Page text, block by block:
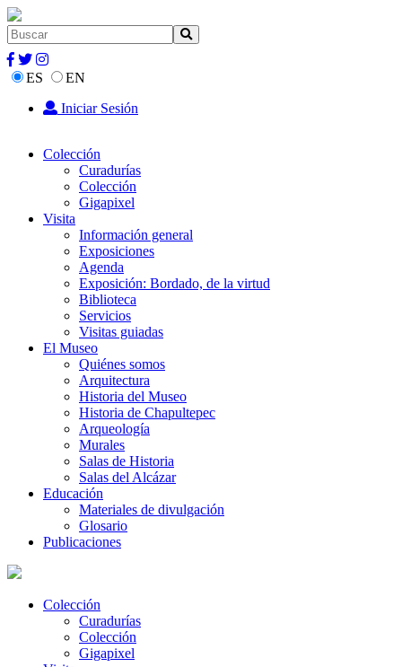
ES
EN
Iniciar Sesión
Colección
Curadurías
Colección
Gigapixel
Visita
Información general
Exposiciones
Agenda
Exposición: Bordado, de la virtud
Biblioteca
Servicios
Visitas guiadas
El Museo
Quiénes somos
Arquitectura
Historia del Museo
Historia de Chapultepec
Arqueología
Murales
Salas de Historia
Salas del Alcázar
Educación
Materiales de divulgación
Glosario
Publicaciones
Colección
Curadurías
Colección
Gigapixel